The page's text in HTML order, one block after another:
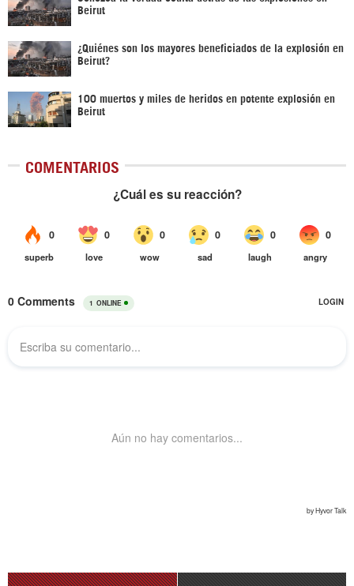
Beirut
¿Quiénes son los mayores beneficiados de la explosión en
Beirut?
100 muertos y miles de heridos en potente explosión en
Beirut
COMENTARIOS